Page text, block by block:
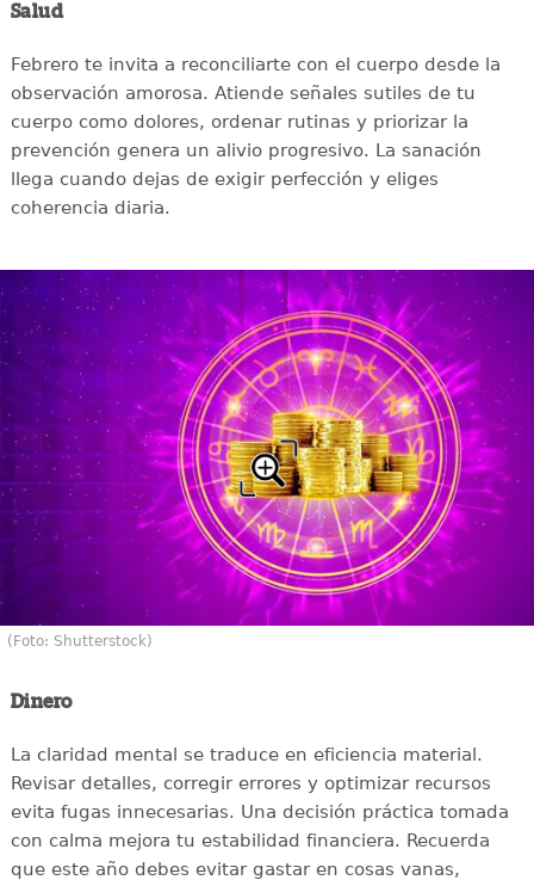
Salud
Febrero te invita a reconciliarte con el cuerpo desde la
observación amorosa. Atiende señales sutiles de tu
cuerpo como dolores, ordenar rutinas y priorizar la
prevención genera un alivio progresivo. La sanación
llega cuando dejas de exigir perfección y eliges
coherencia diaria.
(Foto: Shutterstock)
Dinero
La claridad mental se traduce en eficiencia material.
Revisar detalles, corregir errores y optimizar recursos
evita fugas innecesarias. Una decisión práctica tomada
con calma mejora tu estabilidad financiera. Recuerda
que este año debes evitar gastar en cosas vanas,